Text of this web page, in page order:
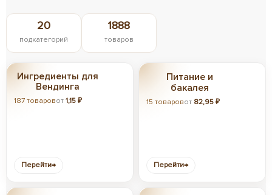
20
подкатегорий
1888
товаров
Ингредиенты для
Вендинга
187 товаровот 1,15 ₽
Перейти→
Питание и
бакалея
15 товаровот 82,95 ₽
Перейти→